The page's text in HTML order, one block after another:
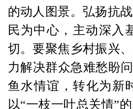
的动人图景。弘扬抗
民为中心，主动深入
切。要聚焦乡村振兴
力解决群众急难愁盼
鱼水情谊，转化为新
以“一枝一叶总关情”